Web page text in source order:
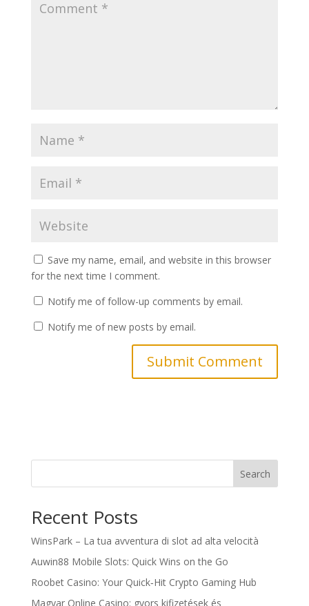
Save my name, email, and website in this browser
for the next time I comment.
Notify me of follow-up comments by email.
Notify me of new posts by email.
Search
Recent Posts
WinsPark – La tua avventura di slot ad alta velocità
Auwin88 Mobile Slots: Quick Wins on the Go
Roobet Casino: Your Quick‑Hit Crypto Gaming Hub
Magyar Online Casino: gyors kifizetések és